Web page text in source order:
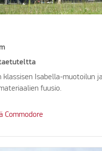
klassisen Isabella-muotoilun ja
fuusio.
Commodore